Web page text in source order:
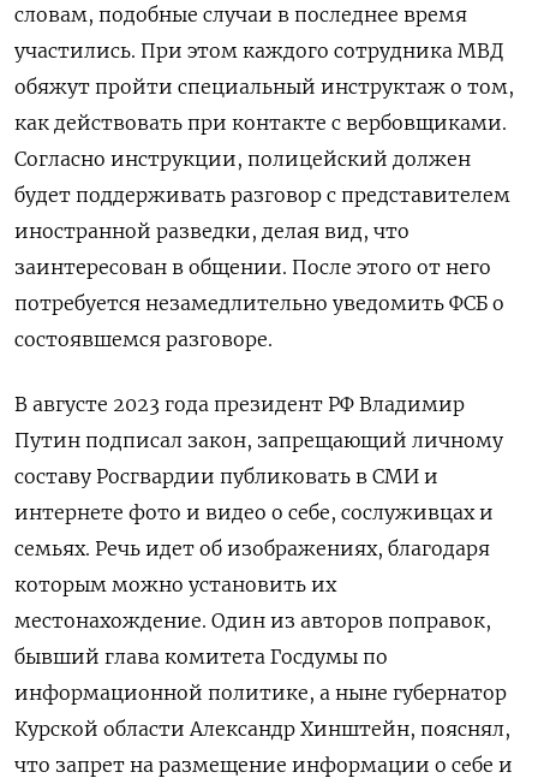
словам, подобные случаи в последнее время
участились. При этом каждого сотрудника МВД
обяжут пройти специальный инструктаж о том,
как действовать при контакте с вербовщиками.
Согласно инструкции, полицейский должен
будет поддерживать разговор с представителем
иностранной разведки, делая вид, что
заинтересован в общении. После этого от него
потребуется незамедлительно уведомить ФСБ о
состоявшемся разговоре.
В августе 2023 года президент РФ Владимир
Путин подписал закон, запрещающий личному
составу Росгвардии публиковать в СМИ и
интернете фото и видео о себе, сослуживцах и
семьях. Речь идет об изображениях, благодаря
которым можно установить их
местонахождение. Один из авторов поправок,
бывший глава комитета Госдумы по
информационной политике, а ныне губернатор
Курской области Александр Хинштейн, пояснял,
что запрет на размещение информации о себе и